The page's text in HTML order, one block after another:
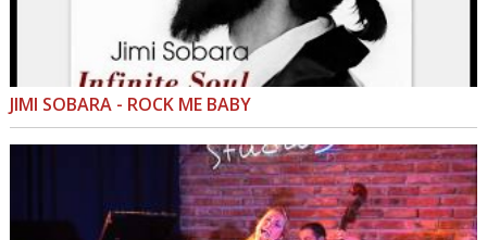
JIMI SOBARA - ROCK ME BABY